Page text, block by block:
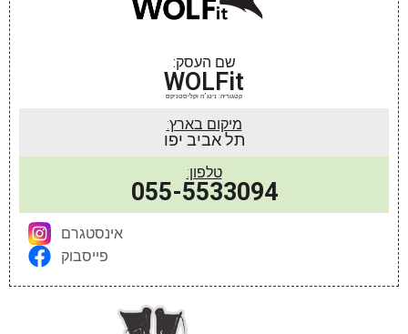
שם העסק:
WOLFit
קטגוריה: נינג׳ה וקליסטניקס
מיקום בארץ:
תל אביב יפו
טלפון:
055-5533094‬
אינסטגרם
פייסבוק